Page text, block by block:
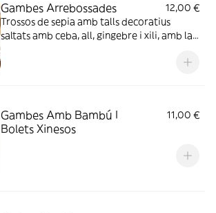
Gambes Arrebossades
12,00 €
Trossos de sepia amb talls decoratius
saltats amb ceba, all, gingebre i xili, amb la
Gambes Amb Bambú I
Bolets Xinesos
11,00 €